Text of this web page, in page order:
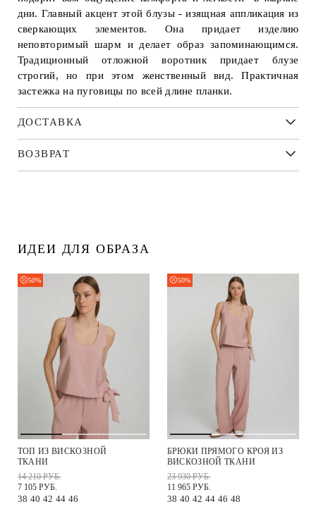
дни. Главный акцент этой блузы - изящная аппликация из
сверкающих элементов. Она придает изделию
неповторимый шарм и делает образ запоминающимся.
Традиционный отложной воротник придает блузе
строгий, но при этом женственный вид. Практичная
застежка на пуговицы по всей длине планки.
ДОСТАВКА
ВОЗВРАТ
ИДЕИ ДЛЯ ОБРАЗА
50%
ТОП ИЗ ВИСКОЗНОЙ
ТКАНИ
14 210 РУБ.
7 105 РУБ.
38 40 42 44 46
50%
БРЮКИ ПРЯМОГО КРОЯ ИЗ
ВИСКОЗНОЙ ТКАНИ
23 930 РУБ.
11 965 РУБ.
38 40 42 44 46 48